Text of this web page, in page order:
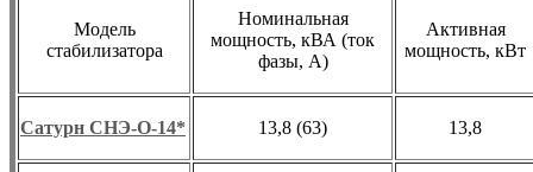
Модель
стабилизатора
Номинальная
мощность, кВА (ток
фазы, А)
Активная
мощность, кВт
Сатурн СНЭ-О-14* 13,8 (63) 13,8